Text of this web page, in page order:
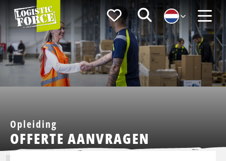
Logistic
Force
FavorietenZoeken
Menu
Opleiding
OFFERTE AANVRAGEN